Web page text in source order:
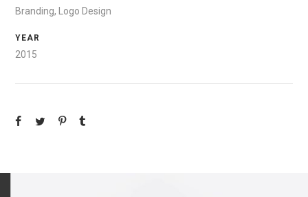
Branding, Logo Design
YEAR
2015